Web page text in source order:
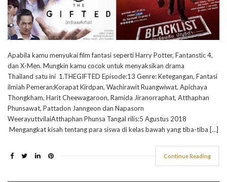
Apabila kamu menyukai film fantasi seperti Harry Potter, Fantanstic 4,
dan X-Men. Mungkin kamu cocok untuk menyaksikan drama
Thailand satu ini 1.THEGIFTED Episode:13 Genre: Ketegangan, Fantasi
ilmiah Pemeran:Korapat Kirdpan, Wachirawit Ruangwiwat, Apichaya
Thongkham, Harit Cheewagaroon, Ramida Jiranorraphat, Atthaphan
Phunsawat, Pattadon Janngeon dan Napasorn
WeerayuttvilaiAtthaphan Phunsa Tangal rilis:5 Agustus 2018
Mengangkat kisah tentang para siswa di kelas bawah yang tiba-tiba […]
Continue Reading